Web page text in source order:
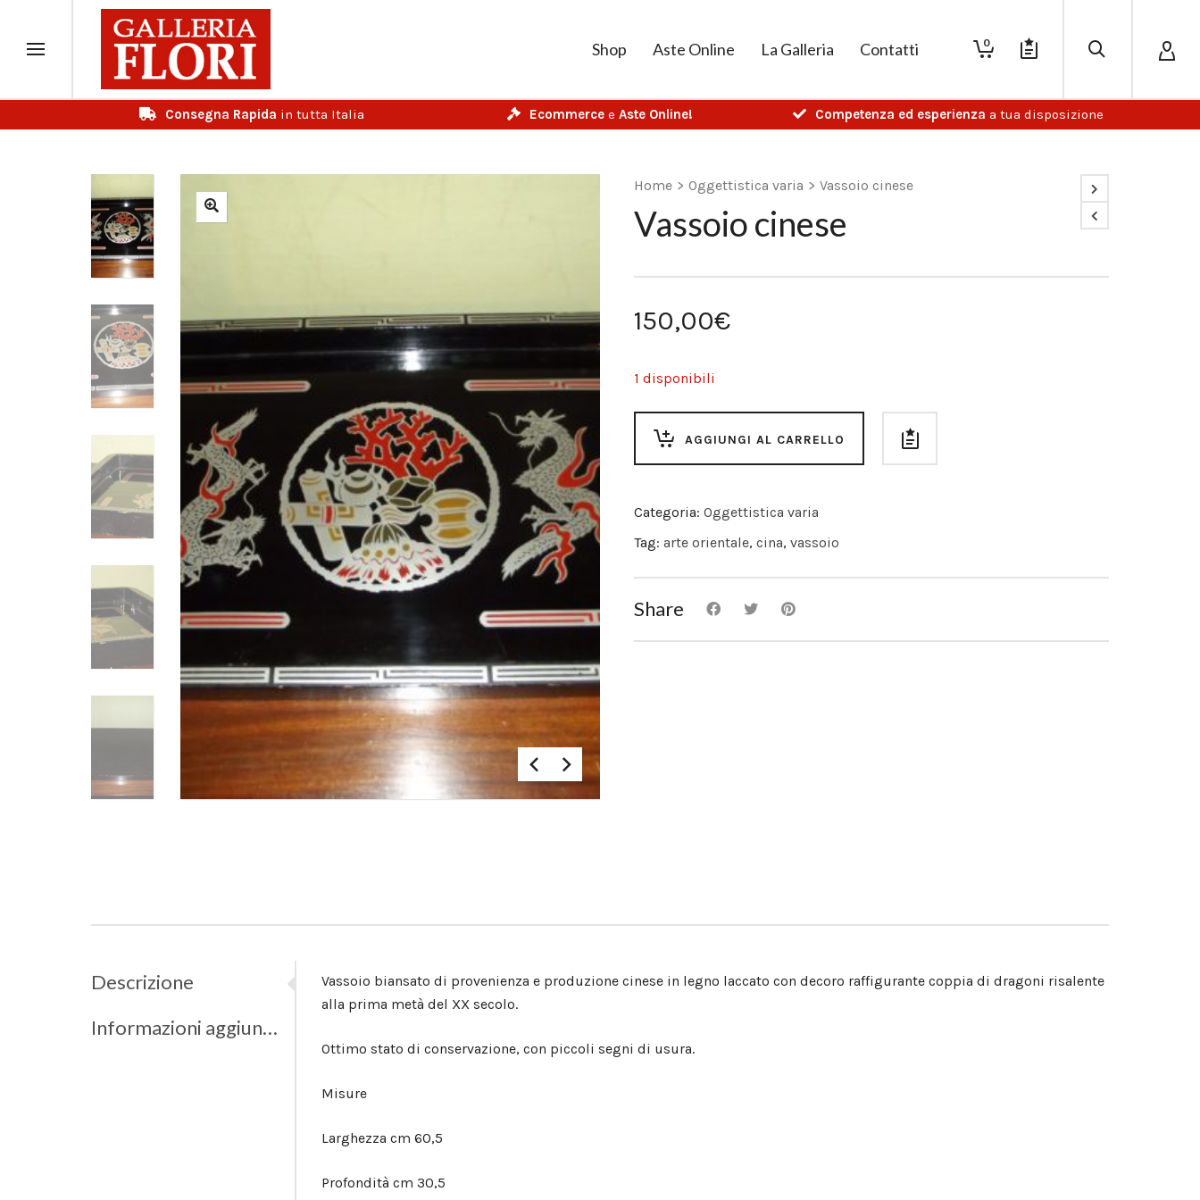
0
Shop Aste Online La Galleria Contatti
Consegna Rapida in tutta Italia Ecommerce e Aste Online! Competenza ed esperienza a tua disposizione
Home > Oggettistica varia > Vassoio cinese
Vassoio cinese
150,00€
1 disponibili
AGGIUNGI AL CARRELLO
Categoria: Oggettistica varia
Tag: arte orientale, cina, vassoio
Share
Descrizione
Informazioni aggiuntive
Vassoio biansato di provenienza e produzione cinese in legno laccato con decoro raffigurante coppia di dragoni risalente
alla prima metà del XX secolo.
Ottimo stato di conservazione, con piccoli segni di usura.
Misure
Larghezza cm 60,5
Profondità cm 30,5